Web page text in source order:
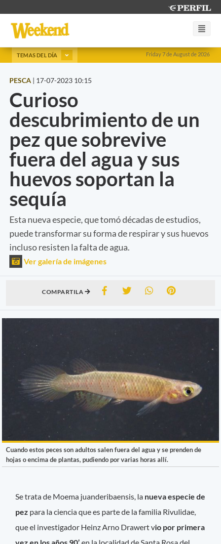
Friday 7 de August de 2026
TEMAS DEL DÍA
PESCA | 17-07-2023 10:15
Curioso
descubrimiento de un
pez que sobrevive
fuera del agua y sus
huevos soportan la
sequía
Esta nueva especie, que tomó décadas de estudios,
puede transformar su forma de respirar y sus huevos
incluso resisten la falta de agua.
Ver galería de imágenes
COMPARTILA
Cuando estos peces son adultos salen fuera del agua y se prenden de
hojas o encima de plantas, pudiendo por varias horas allí.
Se trata de Moema juanderibaensis, la nueva especie de
pez para la ciencia que es parte de la familia Rivulidae,
que el investigador Heinz Arno Drawert vio por primera